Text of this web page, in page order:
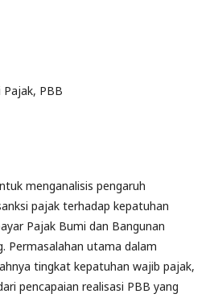
Pajak, PBB
menganalisis pengaruh
pajak terhadap kepatuhan
Pajak Bumi dan Bangunan
Permasalahan utama dalam
tingkat kepatuhan wajib pajak,
pencapaian realisasi PBB yang